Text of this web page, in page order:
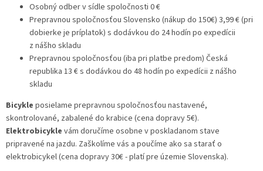
Osobný odber v sídle spoločnosti 0 €
Prepravnou spoločnosťou Slovensko (nákup do 150€) 3,99 € (pri
dobierke je príplatok) s dodávkou do 24 hodín po expedícii
z nášho skladu
Prepravnou spoločnosťou (iba pri platbe predom) Česká
republika 13 € s dodávkou do 48 hodín po expedícii z nášho
skladu
Bicykle posielame prepravnou spoločnosťou nastavené,
skontrolované, zabalené do krabice (cena dopravy 5€).
Elektrobicykle vám doručíme osobne v poskladanom stave
pripravené na jazdu. Zaškolíme vás a poučíme ako sa starať o
elektrobicykel (cena dopravy 30€ - platí pre územie Slovenska).